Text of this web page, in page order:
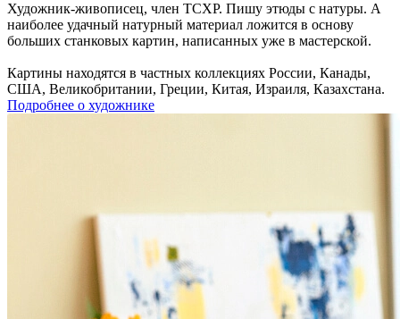
Художник-живописец, член ТСХР. Пишу этюды с натуры. А
наиболее удачный натурный материал ложится в основу
больших станковых картин, написанных уже в мастерской.
Картины находятся в частных коллекциях России, Канады,
США, Великобритании, Греции, Китая, Израиля, Казахстана.
Подробнее о художнике